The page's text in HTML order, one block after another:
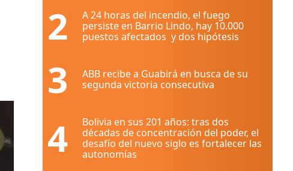
2
A 24 horas del incendio, el fuego
persiste en Barrio Lindo, hay 10.000
puestos afectados y dos hipótesis
3
ABB recibe a Guabirá en busca de su
segunda victoria consecutiva
4
Bolivia en sus 201 años: tras dos
décadas de concentración del poder, el
desafío del nuevo siglo es fortalecer las
autonomías